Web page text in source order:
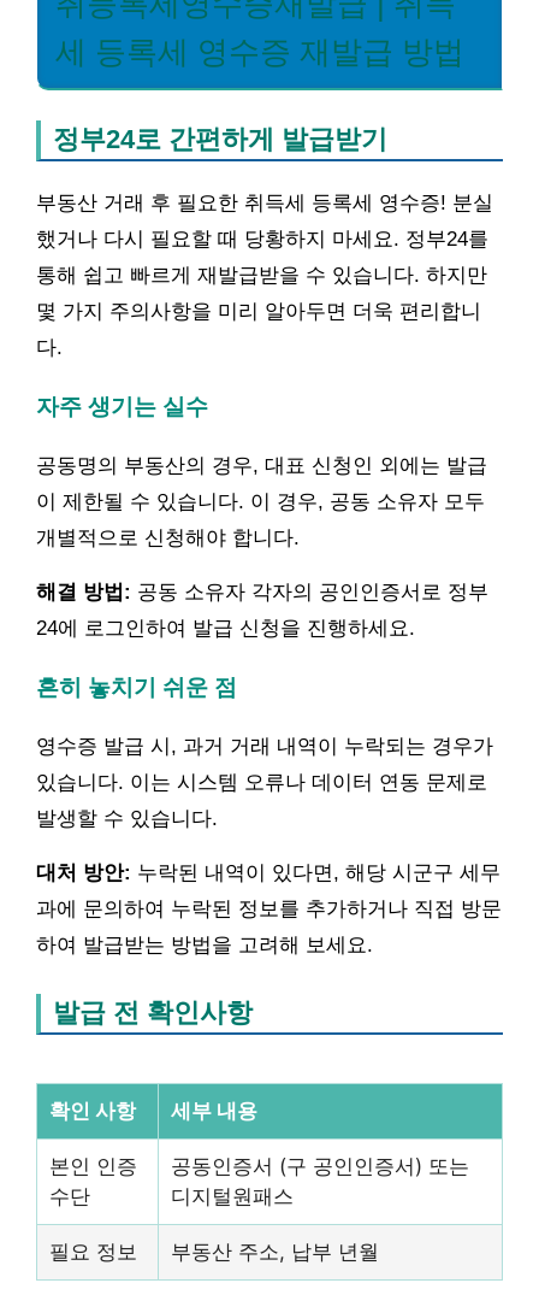
세 등록세 영수증 재발급 방법
정부24로 간편하게 발급받기
부동산 거래 후 필요한 취득세 등록세 영수증! 분실
했거나 다시 필요할 때 당황하지 마세요. 정부24를
통해 쉽고 빠르게 재발급받을 수 있습니다. 하지만
몇 가지 주의사항을 미리 알아두면 더욱 편리합니
다.
자주 생기는 실수
공동명의 부동산의 경우, 대표 신청인 외에는 발급
이 제한될 수 있습니다. 이 경우, 공동 소유자 모두
개별적으로 신청해야 합니다.
해결 방법: 공동 소유자 각자의 공인인증서로 정부
24에 로그인하여 발급 신청을 진행하세요.
흔히 놓치기 쉬운 점
영수증 발급 시, 과거 거래 내역이 누락되는 경우가
있습니다. 이는 시스템 오류나 데이터 연동 문제로
발생할 수 있습니다.
대처 방안: 누락된 내역이 있다면, 해당 시군구 세무
과에 문의하여 누락된 정보를 추가하거나 직접 방문
하여 발급받는 방법을 고려해 보세요.
발급 전 확인사항
확인 사항 세부 내용
본인 인증
수단
공동인증서 (구 공인인증서) 또는
디지털원패스
필요 정보 부동산 주소, 납부 년월